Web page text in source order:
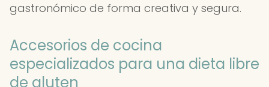
gastronómico de forma creativa y segura.
Accesorios de cocina
especializados para una dieta libre
de gluten